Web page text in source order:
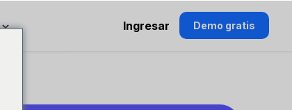
Ingresar Demo gratis